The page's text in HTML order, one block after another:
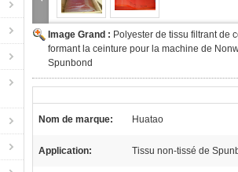
Image Grand : Polyester de tissu filtrant de
formant la ceinture pour la machine de
Spunbond
Nom de marque: Huatao
Application: Tissu non-tissé de